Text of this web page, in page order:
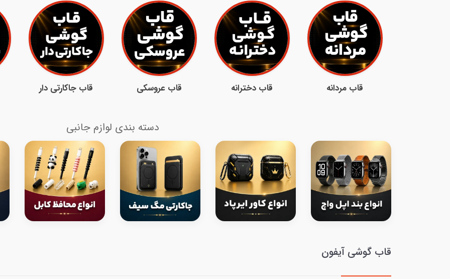
قاب مردانه قاب دخترانه قاب عروسکی قاب جاکارتی دار
دسته بندی لوازم جانبی
قاب گوشی آیفون